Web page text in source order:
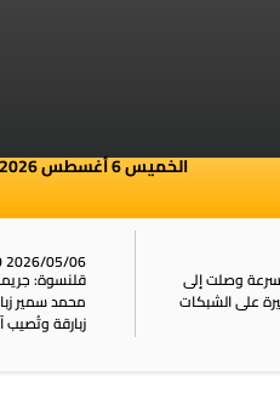
الخميس 6 أغسطس 2026
وصلت إلى
2026/05/06 10:20 ص
قلنسوة:
محمد سمير
زبارقة وتُصيب